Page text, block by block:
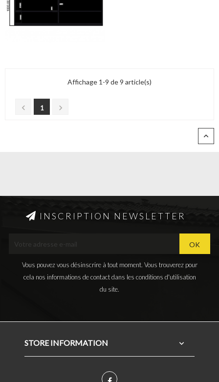
Affichage 1-9 de 9 article(s)
 1 

INSCRIPTION NEWSLETTER
Vous pouvez vous désinscrire à tout moment. Vous trouverez pour
cela nos informations de contact dans les conditions d'utilisation
du site.
STORE INFORMATION 